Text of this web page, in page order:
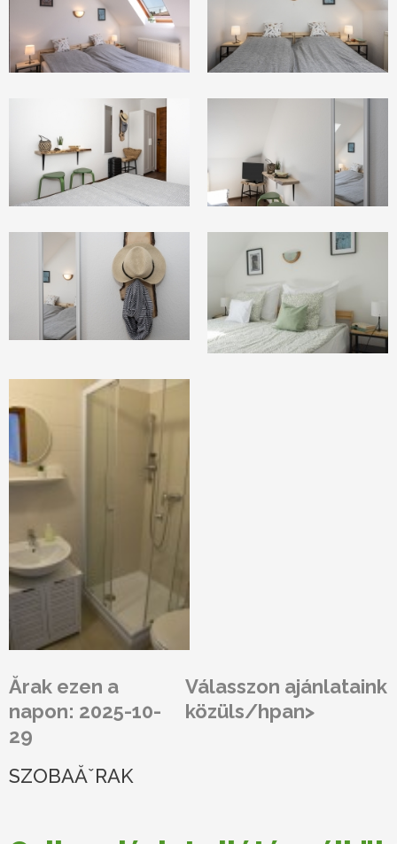
Ărak ezen a
napon: 2025-10-
29
Válasszon ajánlataink
közüls/hpan>
SZOBAĂˇRAK